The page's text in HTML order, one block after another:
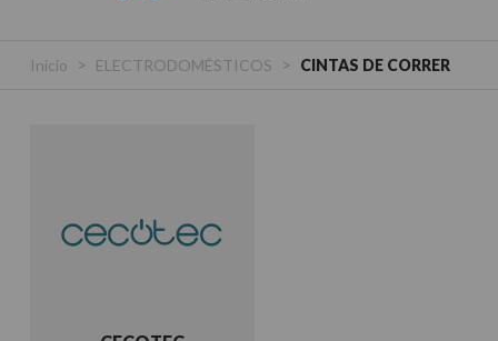
Inicio > ELECTRODOMÉSTICOS > CINTAS DE CORRER